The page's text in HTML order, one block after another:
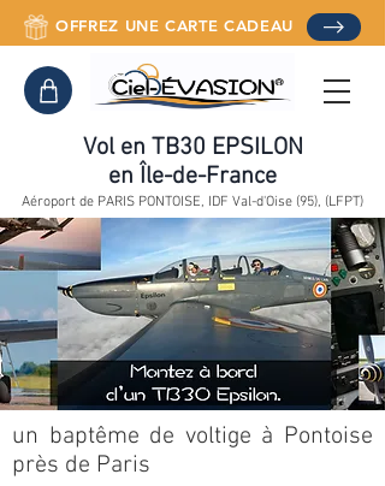
OFFREZ UNE CARTE CADEAU
Vol en TB30 EPSILON
en Île-de-France
Aéroport de PARIS PONTOISE, IDF Val-d'Oise (95), (LFPT)
un baptême de voltige à Pontoise
près de Paris